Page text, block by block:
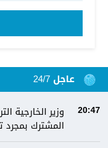
عاجل 24/7
20:47
وزير الخارجية
المشترك